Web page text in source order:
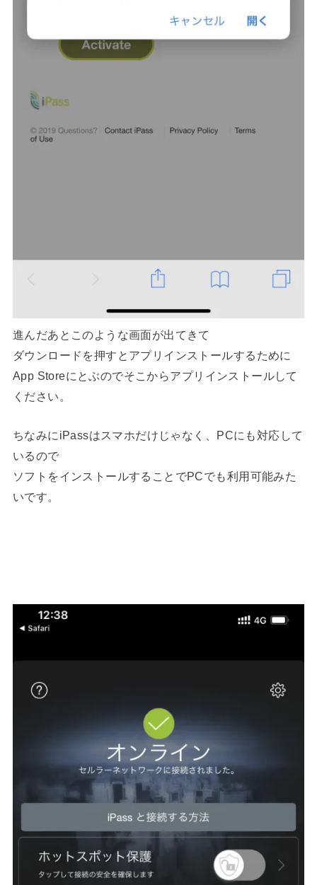
進んだあとこのような画面が出てきて
ダウンロードを押すとアプリインストールするために
App Storeにとぶのでそこからアプリインストールして
ください。
ちなみにiPassはスマホだけじゃなく、PCにも対応して
いるので
ソフトをインストールすることでPCでも利用可能みた
いです。